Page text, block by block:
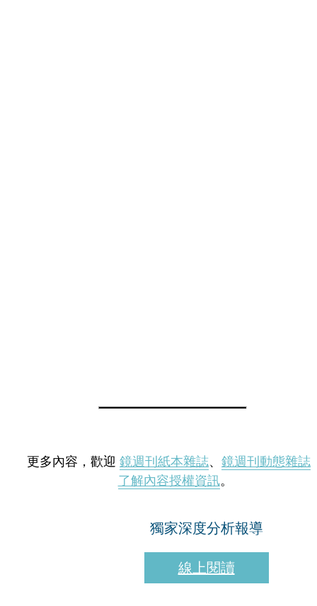
更多內容，歡迎 鏡週刊紙本雜誌、 鏡週刊動態雜誌
了解內容授權資訊。
獨家深度分析報導
線上閱讀